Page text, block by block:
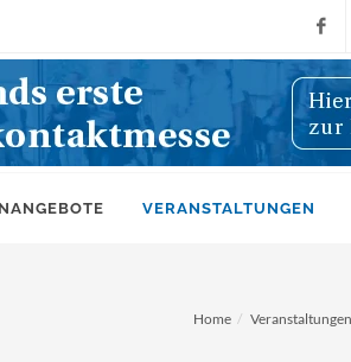
VERANSTALTUNGEN
Home Veranstaltungen